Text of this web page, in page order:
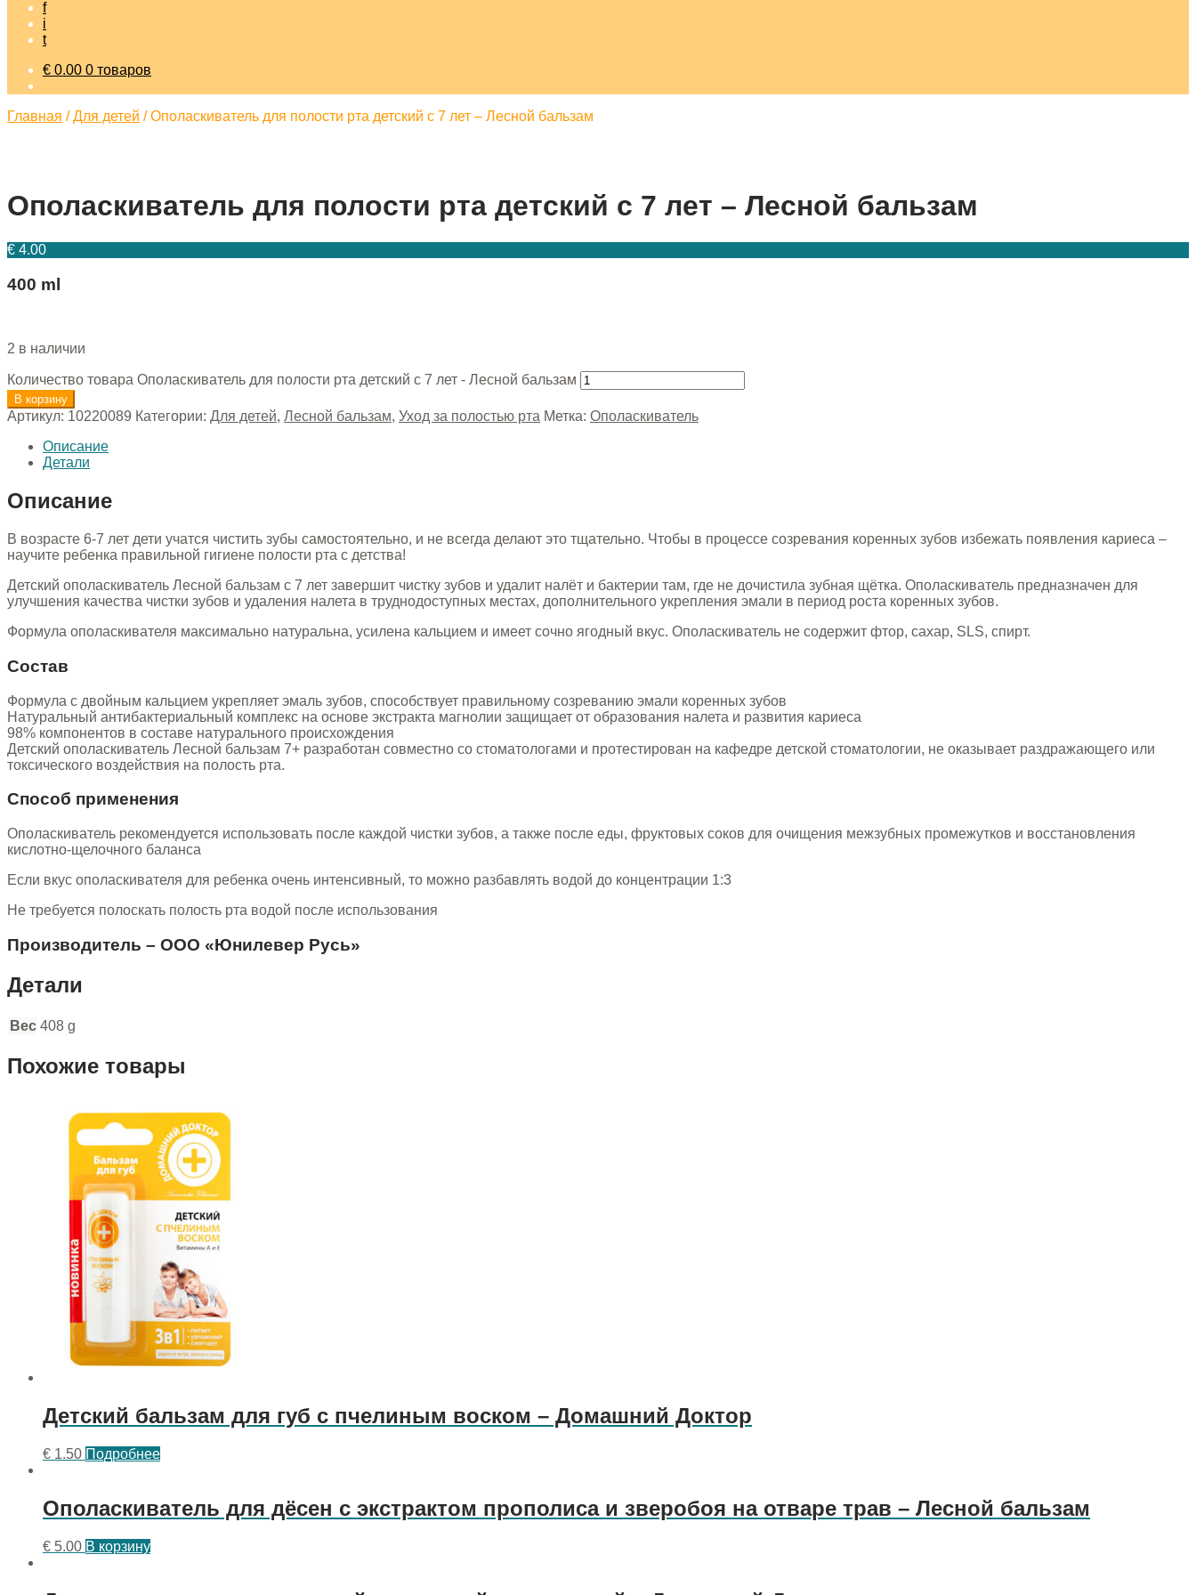
f
i
t
€ 0.00 0 товаров
Главная /Для детей /Ополаскиватель для полости рта детский с 7 лет – Лесной бальзам
Ополаскиватель для полости рта детский с 7 лет – Лесной бальзам
€ 4.00
400 ml
2 в наличии
Количество товара Ополаскиватель для полости рта детский с 7 лет - Лесной бальзам
В корзину
Артикул: 10220089 Категории: Для детей, Лесной бальзам, Уход за полостью рта Метка: Ополаскиватель
Описание
Детали
Описание
В возрасте 6-7 лет дети учатся чистить зубы самостоятельно, и не всегда делают это тщательно. Чтобы в процессе созревания коренных зубов избежать появления кариеса –
научите ребенка правильной гигиене полости рта с детства!
Детский ополаскиватель Лесной бальзам с 7 лет завершит чистку зубов и удалит налёт и бактерии там, где не дочистила зубная щётка. Ополаскиватель предназначен для
улучшения качества чистки зубов и удаления налета в труднодоступных местах, дополнительного укрепления эмали в период роста коренных зубов.
Формула ополаскивателя максимально натуральна, усилена кальцием и имеет сочно ягодный вкус. Ополаскиватель не содержит фтор, сахар, SLS, спирт.
Состав
Формула с двойным кальцием укрепляет эмаль зубов, способствует правильному созреванию эмали коренных зубов
Натуральный антибактериальный комплекс на основе экстракта магнолии защищает от образования налета и развития кариеса
98% компонентов в составе натурального происхождения
Детский ополаскиватель Лесной бальзам 7+ разработан совместно со стоматологами и протестирован на кафедре детской стоматологии, не оказывает раздражающего или
токсического воздействия на полость рта.
Способ применения
Ополаскиватель рекомендуется использовать после каждой чистки зубов, а также после еды, фруктовых соков для очищения межзубных промежутков и восстановления
кислотно-щелочного баланса
Если вкус ополаскивателя для ребенка очень интенсивный, то можно разбавлять водой до концентрации 1:3
Не требуется полоскать полость рта водой после использования
Производитель – ООО «Юнилевер Русь»
Детали
Вес 408 g
Похожие товары
Детский бальзам для губ с пчелиным воском – Домашний Доктор
€ 1.50 Подробнее
Ополаскиватель для дёсен с экстрактом прополиса и зверобоя на отваре трав – Лесной бальзам
€ 5.00 В корзину